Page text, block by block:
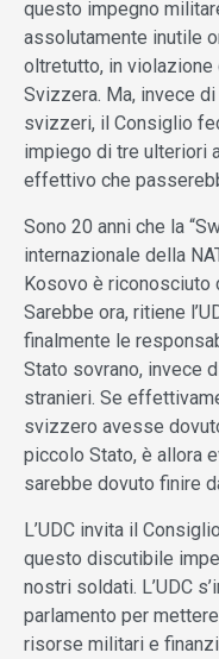
questo impegno
assolutamente inutile
oltretutto, in
Svizzera. Ma, invece
svizzeri, il Consiglio
impiego di tre ulteriori
effettivo che
Sono 20 anni che la
internazionale della
Kosovo è riconosciuto
Sarebbe ora, ritiene
finalmente le
Stato sovrano, invece
stranieri. Se
svizzero avesse
piccolo Stato, è allora
sarebbe dovuto finire
L’UDC invita il
questo discutibile
nostri soldati. L’UDC
parlamento per
risorse militari e